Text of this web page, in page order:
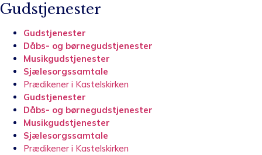
Gudstjenester
Gudstjenester
Dåbs- og børnegudstjenester
Musikgudstjenester
Sjælesorgssamtale
Prædikener i Kastelskirken
Gudstjenester
Dåbs- og børnegudstjenester
Musikgudstjenester
Sjælesorgssamtale
Prædikener i Kastelskirken